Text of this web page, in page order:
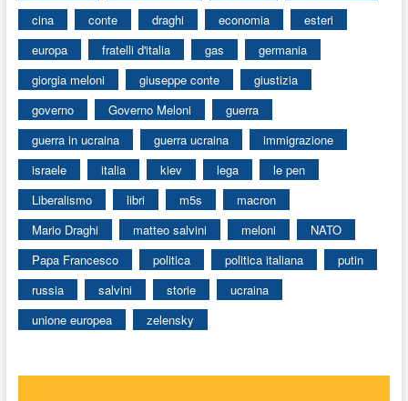
cina
conte draghi economia
esteri
europa
fratelli d'italia gas
germania
giorgia meloni
giuseppe conte
giustizia
governo
Governo Meloni
guerra
guerra in ucraina
guerra ucraina
immigrazione
israele
italia kiev lega
le pen
Liberalismo
libri m5s
macron
Mario Draghi
matteo salvini meloni
NATO
Papa Francesco
politica politica italiana
putin
russia
salvini storie
ucraina
unione europea
zelensky